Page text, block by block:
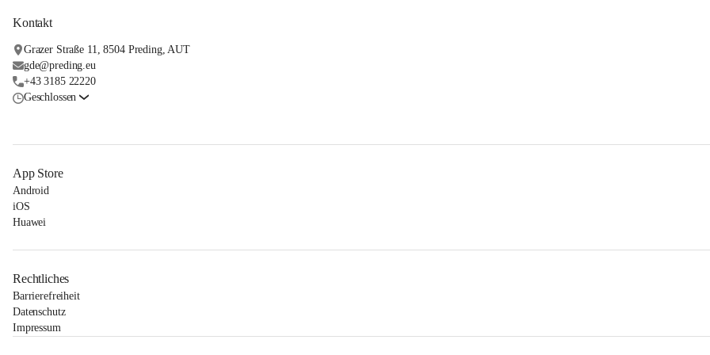
Kontakt
Grazer Straße 11, 8504 Preding, AUT
gde@preding.eu
+43 3185 22220
Geschlossen
App Store
Android
iOS
Huawei
Rechtliches
Barrierefreiheit
Datenschutz
Impressum